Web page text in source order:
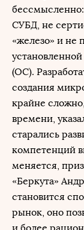
СУБД, не
«железо» и не
(ОС).
создания
крайне
времени,
старались
компетенций
меняется,
«Беркута»
становится
рынок, оно